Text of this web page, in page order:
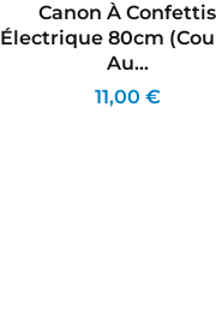
Canon À Confettis
Électrique 80cm
Au...
11,00 €